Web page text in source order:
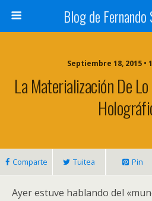
Blog de Fernando
Septiembre 18, 2015 •
La Materialización De
Comparte Tuitea Pin
Ayer estuve hablando del